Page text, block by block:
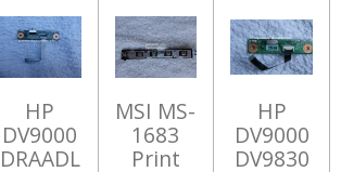
HP
DV9000
DRAADL
MSI MS-
1683
Print
HP
DV9000
DV9830